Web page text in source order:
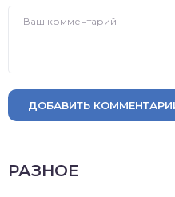
ДОБАВИТЬ
РАЗНОЕ